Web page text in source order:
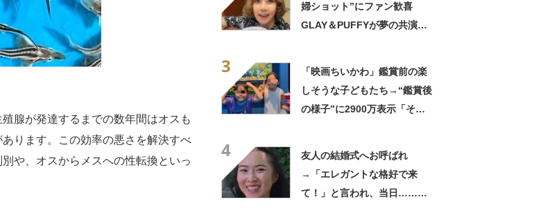
腺が発達するまでの数年間はオスも
ります。この効率の悪さを解決すべ
や、オスからメスへの性転換といっ
婦ショット”にファン歓喜
GLAY＆PUFFYが夢の共演
3
「映画ちいかわ」鑑賞前の楽
しそうな子どもたち→“鑑賞後
の様子”に2900万表示「そう
4
友人の結婚式へお呼ばれ
→「エレガントな格好で来
て！」と言われ、当日……ま